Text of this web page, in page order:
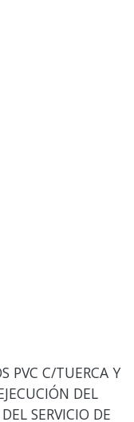
PVC C/TUERCA Y
DEL
SERVICIO DE